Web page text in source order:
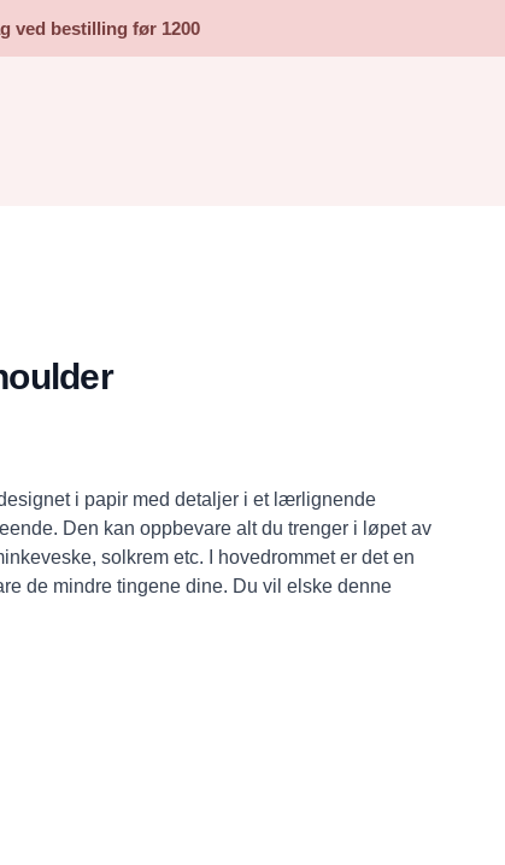
ved bestilling før 1200
i papir med detaljer i et lærlignende
Den kan oppbevare alt du trenger i løpet av
solkrem etc. I hovedrommet er det en
de mindre tingene dine. Du vil elske denne